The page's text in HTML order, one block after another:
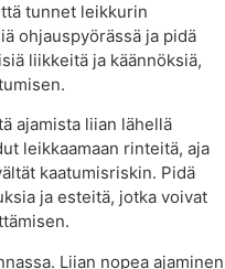
tunnet leikkurin
ohjauspyörässä ja pidä
liikkeitä ja käännöksiä,
ajamista liian lähellä
leikkaamaan rinteitä, aja
kaatumisriskin. Pidä
ja esteitä, jotka voivat
Liian nopea ajaminen